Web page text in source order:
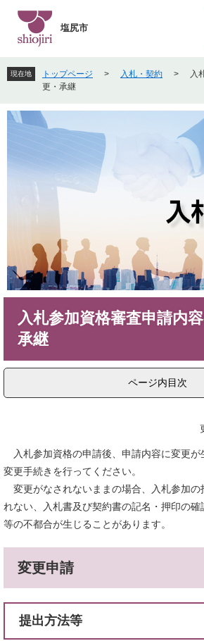
先
頭
す
を
飛
し
塩尻市
現在地 トップページ > 入札・契約 >
入
更・承継
入札参加資格審査申請内
承継
ページ内目次
入札参加資格の申請後、申請内容に変更が
変更手続きを行ってください。
変更がなされないままの場合、入札参加の
れない、入札書及び契約書の記名・押印の
等の不都合が生じることがあります。
変更申請
提出方法等